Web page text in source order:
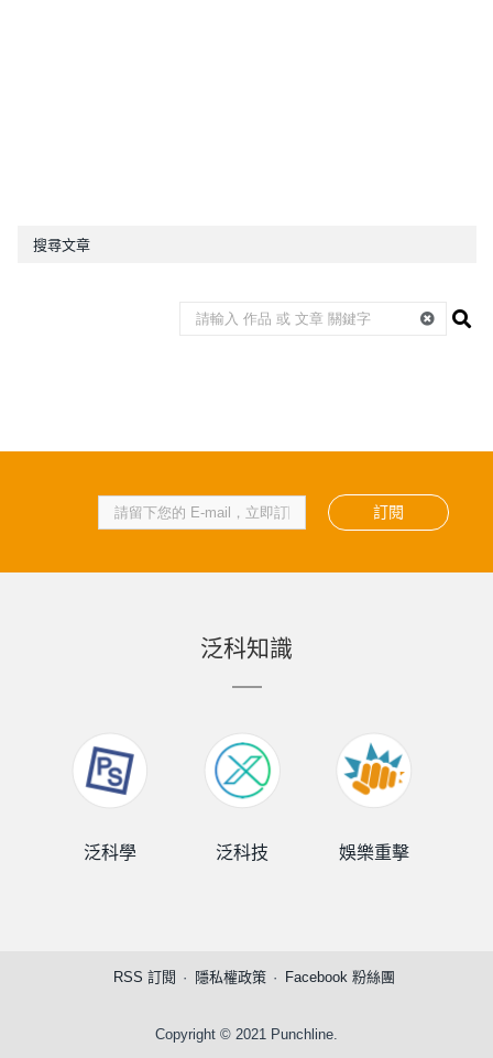
搜尋文章
訂閱
泛科知識
泛科學 泛科技 娛樂重擊
RSS 訂閱 隱私權政策 Facebook 粉絲團
Copyright © 2021 Punchline.